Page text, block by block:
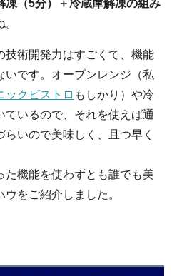
凍（5分）＋冷蔵庫解凍の組み
技術開発力はすごくて、機能
いです。オーブンレンジ（私
ックビストロ もしかり）や冷
ているので、それを使えば通
いので美味しく、且つ早く
た機能を使わずとも誰でも美
をご紹介しました。